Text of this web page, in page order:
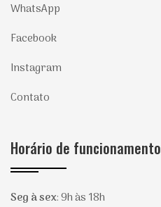
WhatsApp
Facebook
Instagram
Contato
Horário de funcionamento
Seg à sex:9h às 18h